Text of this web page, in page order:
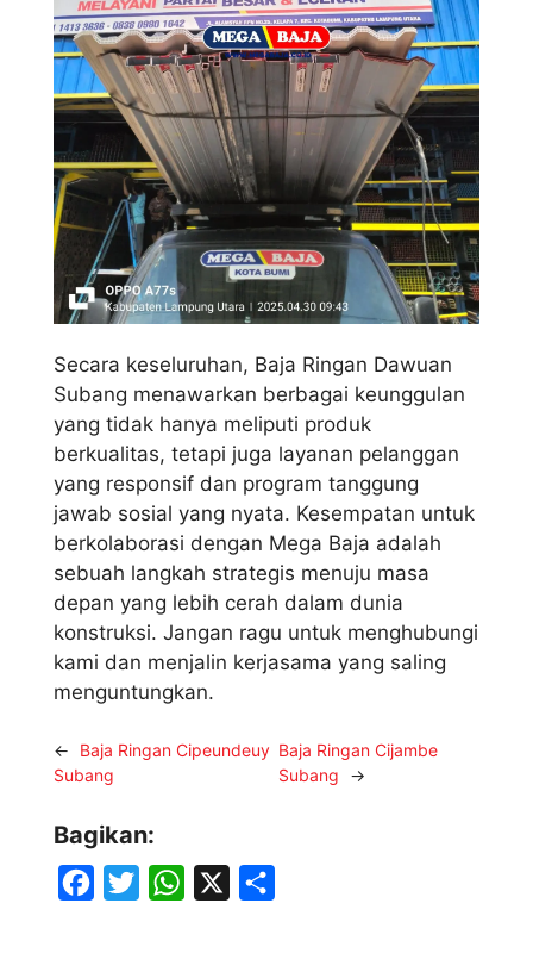
Secara keseluruhan, Baja Ringan Dawuan
Subang menawarkan berbagai keunggulan
yang tidak hanya meliputi produk
berkualitas, tetapi juga layanan pelanggan
yang responsif dan program tanggung
jawab sosial yang nyata. Kesempatan untuk
berkolaborasi dengan Mega Baja adalah
sebuah langkah strategis menuju masa
depan yang lebih cerah dalam dunia
konstruksi. Jangan ragu untuk menghubungi
kami dan menjalin kerjasama yang saling
menguntungkan.
←
Baja Ringan Cipeundeuy
Subang
Baja Ringan Cijambe
Subang
→
Bagikan: